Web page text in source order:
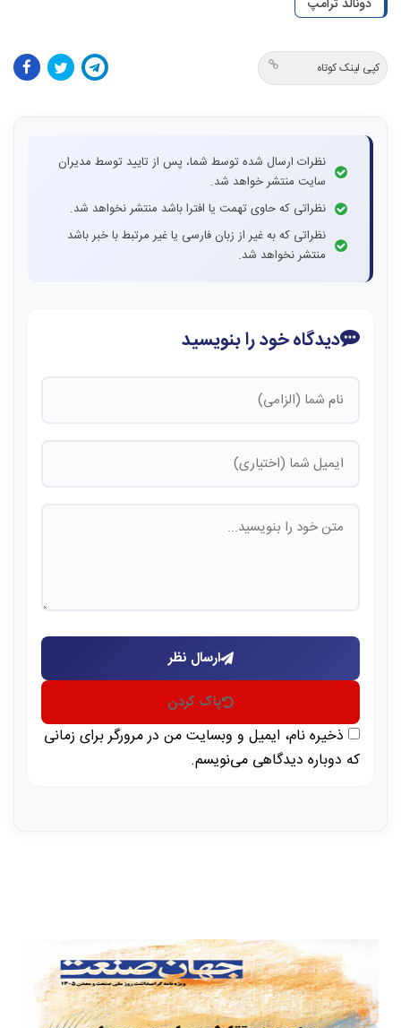
دونالد ترامپ
کپی لینک کوتاه
نظرات ارسال شده توسط شما، پس از تایید توسط مدیران
سایت منتشر خواهد شد.
نظراتی که حاوی تهمت یا افترا باشد منتشر نخواهد شد.
نظراتی که به غیر از زبان فارسی یا غیر مرتبط با خبر باشد
منتشر نخواهد شد.
دیدگاه خود را بنویسید
ارسال نظر
پاک کردن
ذخیره نام، ایمیل و وبسایت من در مرورگر برای زمانی
که دوباره دیدگاهی می‌نویسم.